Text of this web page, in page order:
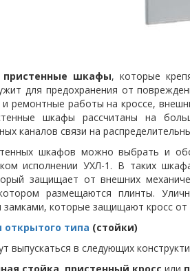
пристенные шкафы, которые
для предохранения от
ремонтные работы на кроссе,
шкафы рассчитаны на
каналов связи на
шкафов можно выбрать и
исполнении УХЛ-1. В таких
защищает от внешних
размещаются плинты.
замками, которые защищают кросс
открытого типа (стойки)
выпускаться в следующих
стойка, пристенный кросс или